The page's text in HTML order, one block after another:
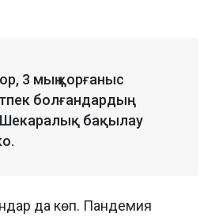
3 мың қорғаныс
болғандардың
Шекаралық бақылау
да көп. Пандемия